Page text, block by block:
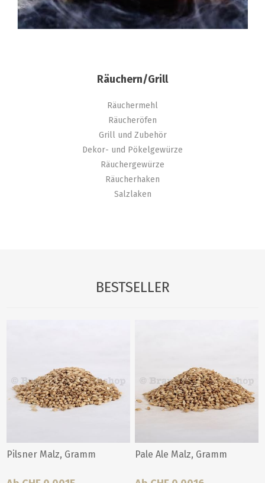
Räuchern/Grill
Räuchermehl
Räucheröfen
Grill und Zubehör
Dekor- und Pökelgewürze
Räuchergewürze
Räucherhaken
Salzlaken
BESTSELLER
Pilsner Malz, Gramm Pale Ale Malz, Gramm